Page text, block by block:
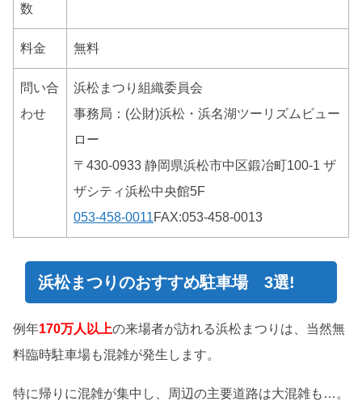
数
料金 無料
問い合
わせ
浜松まつり組織委員会
事務局：(公財)浜松・浜名湖ツーリズムビュー
ロー
〒430-0933 静岡県浜松市中区鍛冶町100-1 ザ
ザシティ浜松中央館5F
053-458-0011FAX:053-458-0013
浜松まつりのおすすめ駐車場 3選!
例年170万人以上の来場者が訪れる浜松まつりは、当然無
料臨時駐車場も混雑が発生します。
特に帰りに混雑が集中し、周辺の主要道路は大混雑も…。